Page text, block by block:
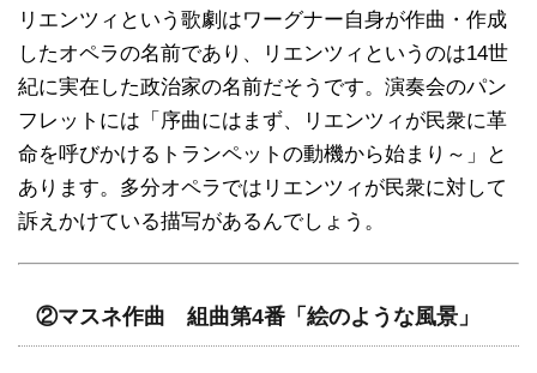
リエンツィという歌劇はワーグナー自身が作曲・作成
したオペラの名前であり、リエンツィというのは14世
紀に実在した政治家の名前だそうです。演奏会のパン
フレットには「序曲にはまず、リエンツィが民衆に革
命を呼びかけるトランペットの動機から始まり～」と
あります。多分オペラではリエンツィが民衆に対して
訴えかけている描写があるんでしょう。
②マスネ作曲 組曲第4番「絵のような風景」